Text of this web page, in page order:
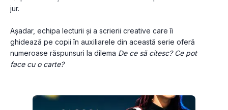
jur.
Așadar, echipa lecturii și a scrierii creative care îi
ghidează pe copii în auxiliarele din această serie oferă
numeroase răspunsuri la dilema De ce să citesc? Ce pot
face cu o carte?